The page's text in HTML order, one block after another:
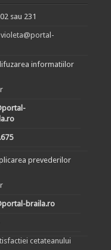
sau 231
violeta@portal-
informatiilor
prevederilor
braila.ro
cetateanului